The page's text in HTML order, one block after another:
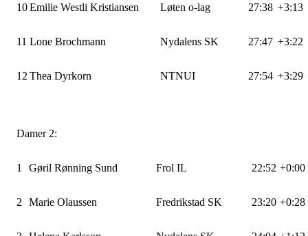
10Emilie Westli Kristiansen Løten o-lag 27:38 +3:13
11 Lone Brochmann Nydalens SK 27:47 +3:22
12 Thea Dyrkorn NTNUI 27:54 +3:29
Damer 2:
1 Gøril Rønning Sund Frol IL 22:52 +0:00
2 Marie Olaussen Fredrikstad SK 23:20 +0:28